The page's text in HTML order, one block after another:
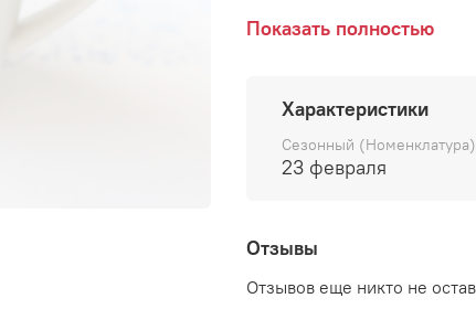
Материал: керамика
Показать полностью
Характеристики
Сезонный (Номенклатура)
23 февраля
Отзывы
Отзывов еще никто не